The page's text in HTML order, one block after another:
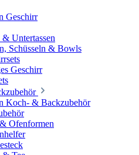
Geschirr
& Untertassen
Schüsseln & Bowls
Geschirr
Koch- & Backzubehör
Ofenformen